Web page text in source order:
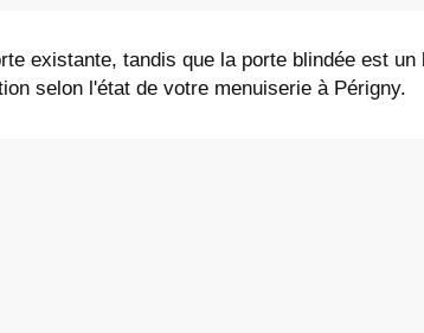
existante, tandis que la porte blindée est un
selon l'état de votre menuiserie à Périgny.